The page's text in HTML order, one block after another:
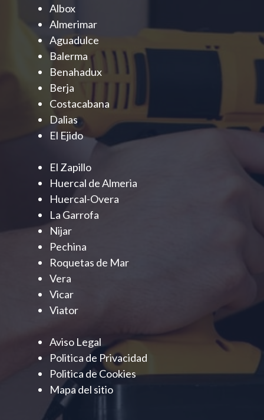
Albox
Almerimar
Aguadulce
Balerma
Benahadux
Berja
Costacabana
Dalias
El Ejido
El Zapillo
Huercal de Almeria
Huercal-Overa
La Garrofa
Nijar
Pechina
Roquetas de Mar
Vera
Vicar
Viator
Aviso Legal
Politica de Privacidad
Politica de Cookies
Mapa del sitio